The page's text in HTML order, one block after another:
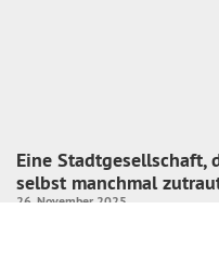
Eine Stadtgesellschaft,
selbst manchmal
26. November 2025